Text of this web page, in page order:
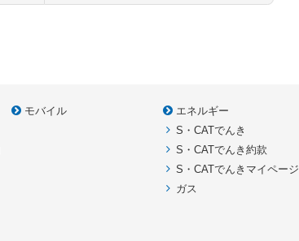
モバイル
エネルギー
S・CATでんき
S・CATでんき約款
S・CATでんきマイページ
ガス